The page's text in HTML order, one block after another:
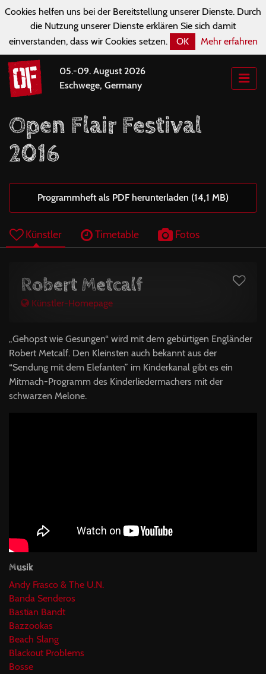
Cookies helfen uns bei der Bereitstellung unserer Dienste. Durch
die Nutzung unserer Dienste erklären Sie sich damit
einverstanden, dass wir Cookies setzen.
OK Mehr erfahren
05.-09. August 2026
Eschwege, Germany
Open Flair Festival
2016
Programmheft als PDF herunterladen (14,1 MB)
Künstler Timetable Fotos
Robert Metcalf
Künstler-Homepage
„Gehopst wie Gesungen“ wird mit dem gebürtigen Engländer
Robert Metcalf. Den Kleinsten auch bekannt aus der
“Sendung mit dem Elefanten” im Kinderkanal gibt es ein
Mitmach-Programm des Kinderliedermachers mit der
schwarzen Melone.
Musik
Andy Frasco & The U.N.
Banda Senderos
Bastian Bandt
Bazzookas
Beach Slang
Blackout Problems
Bosse